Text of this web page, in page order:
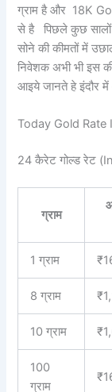
ग्राम है और 18K
से है पिछले कुछ
सोने की कीमतों में
निवेशक अभी भी इस
आइये जानते हे इंदौर
Today Gold Rate
24 कैरेट गोल्ड रेट
ग्राम
1 ग्राम
8 ग्राम
10 ग्राम
100
ग्राम